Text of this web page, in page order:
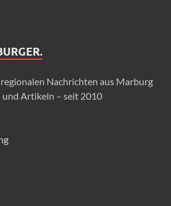
Nachrichten aus Marburg
und Artikeln – seit 2010